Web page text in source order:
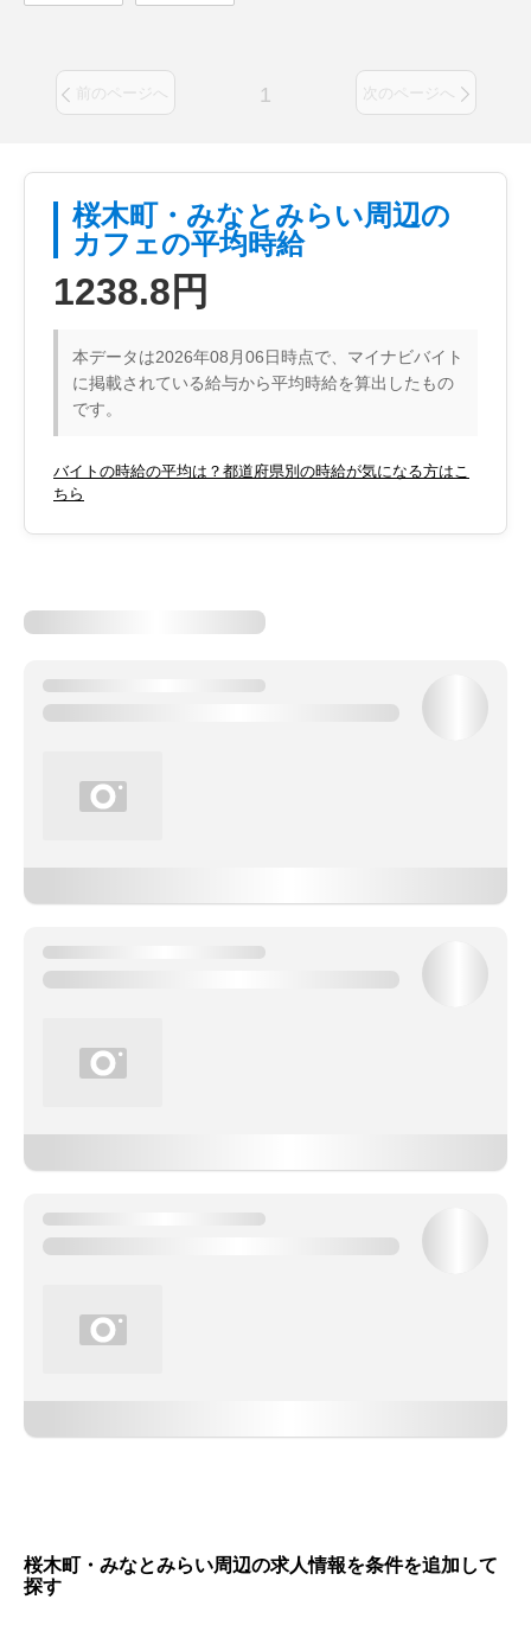
前のページへ 1 次のページへ
桜木町・みなとみらい周辺の
カフェの平均時給
1238.8円
本データは2026年08月06日時点で、マイナビバイト
に掲載されている給与から平均時給を算出したもの
です。
バイトの時給の平均は？都道府県別の時給が気になる方はこ
ちら
桜木町・みなとみらい周辺の求人情報を条件を追加して
探す